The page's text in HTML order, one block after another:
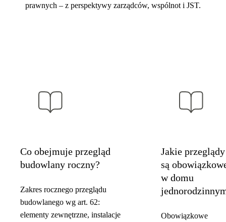
prawnych – z perspektywy zarządców, wspólnot i JST.
Co obejmuje przegląd
budowlany roczny?
Zakres rocznego przeglądu
budowlanego wg art. 62:
elementy zewnętrzne, instalacje
Jakie przeglądy
są
w domu
Obowiązkowe